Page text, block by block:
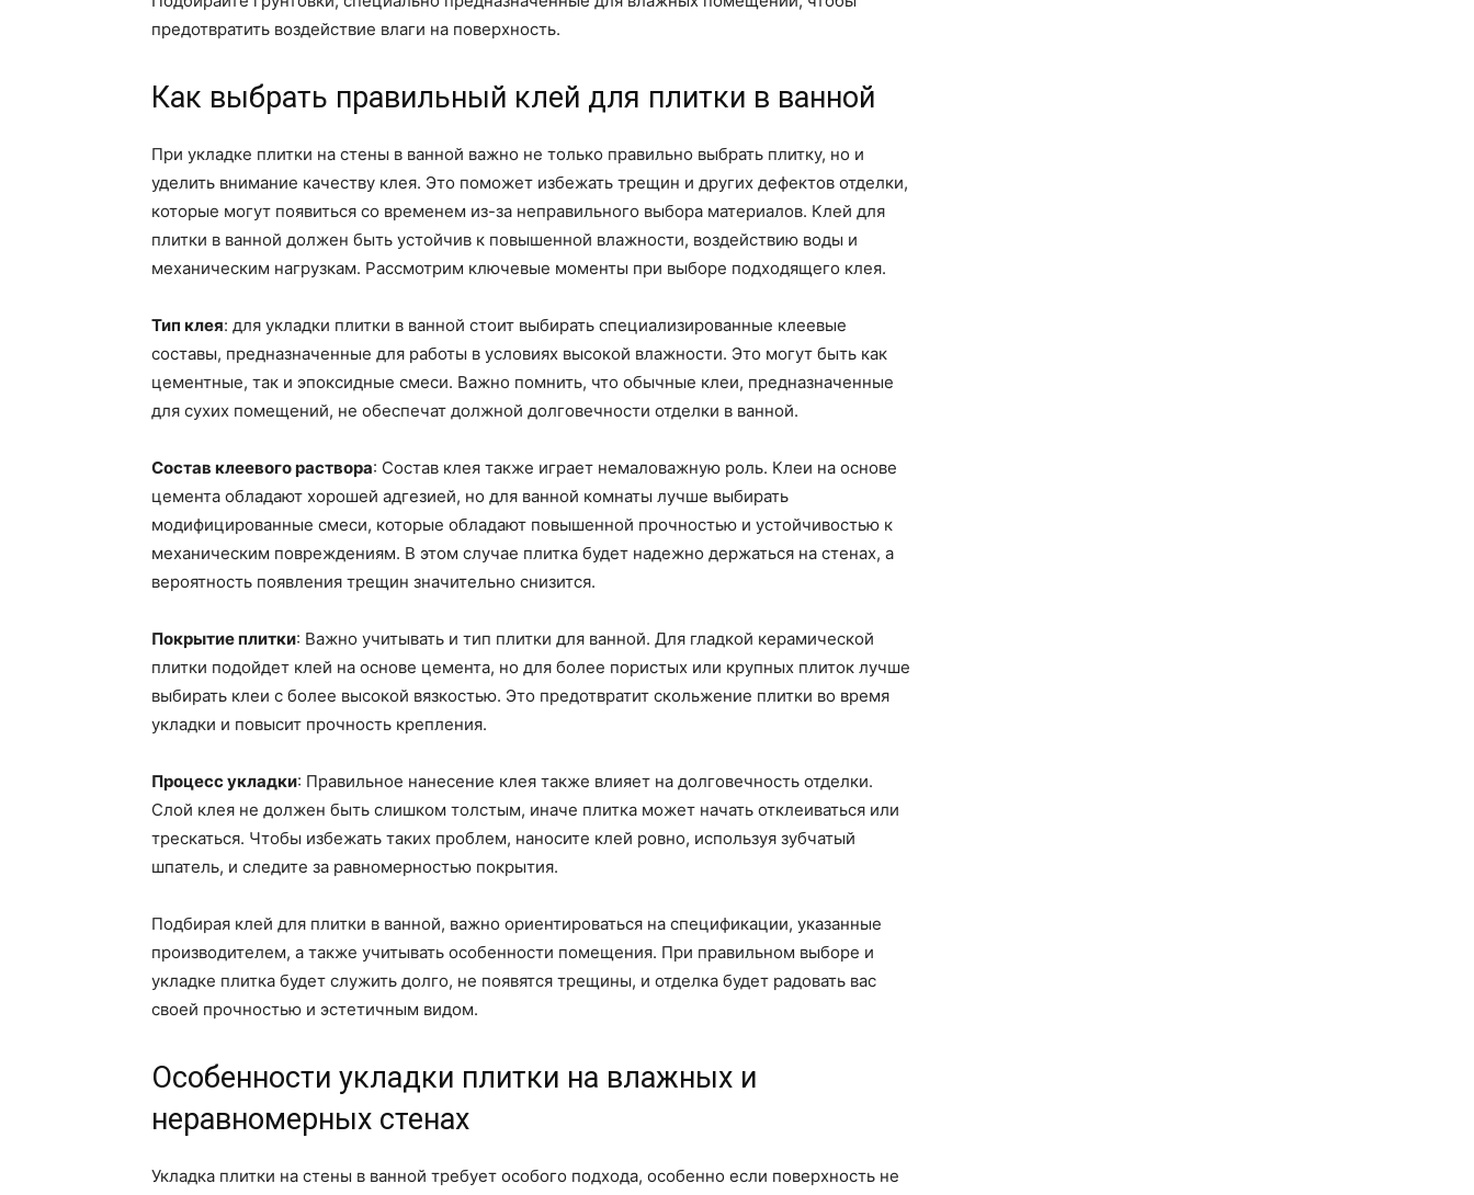
предотвратить воздействие влаги на поверхность.
Как выбрать правильный клей для плитки в ванной
При укладке плитки на стены в ванной важно не только правильно выбрать плитку, но и
уделить внимание качеству клея. Это поможет избежать трещин и других дефектов отделки,
которые могут появиться со временем из-за неправильного выбора материалов. Клей для
плитки в ванной должен быть устойчив к повышенной влажности, воздействию воды и
механическим нагрузкам. Рассмотрим ключевые моменты при выборе подходящего клея.
Тип клея: для укладки плитки в ванной стоит выбирать специализированные клеевые
составы, предназначенные для работы в условиях высокой влажности. Это могут быть как
цементные, так и эпоксидные смеси. Важно помнить, что обычные клеи, предназначенные
для сухих помещений, не обеспечат должной долговечности отделки в ванной.
Состав клеевого раствора: Состав клея также играет немаловажную роль. Клеи на основе
цемента обладают хорошей адгезией, но для ванной комнаты лучше выбирать
модифицированные смеси, которые обладают повышенной прочностью и устойчивостью к
механическим повреждениям. В этом случае плитка будет надежно держаться на стенах, а
вероятность появления трещин значительно снизится.
Покрытие плитки: Важно учитывать и тип плитки для ванной. Для гладкой керамической
плитки подойдет клей на основе цемента, но для более пористых или крупных плиток лучше
выбирать клеи с более высокой вязкостью. Это предотвратит скольжение плитки во время
укладки и повысит прочность крепления.
Процесс укладки: Правильное нанесение клея также влияет на долговечность отделки.
Слой клея не должен быть слишком толстым, иначе плитка может начать отклеиваться или
трескаться. Чтобы избежать таких проблем, наносите клей ровно, используя зубчатый
шпатель, и следите за равномерностью покрытия.
Подбирая клей для плитки в ванной, важно ориентироваться на спецификации, указанные
производителем, а также учитывать особенности помещения. При правильном выборе и
укладке плитка будет служить долго, не появятся трещины, и отделка будет радовать вас
своей прочностью и эстетичным видом.
Особенности укладки плитки на влажных и
неравномерных стенах
Укладка плитки на стены в ванной требует особого подхода, особенно если поверхность не